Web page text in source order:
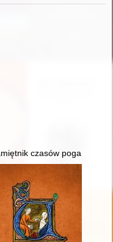
tradycje i
czasów pogardy :